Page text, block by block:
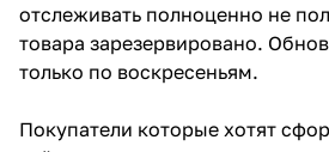
отслеживать полноценно не
товара зарезервировано.
только по воскресеньям.
Покупатели которые хотят